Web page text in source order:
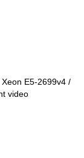
E5-2699v4 /
video